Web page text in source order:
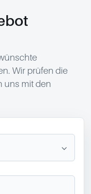
Wir prüfen die
uns mit den